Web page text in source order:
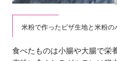
米粉で作ったピザ生地と米粉の
食べたものは小腸や大腸で栄